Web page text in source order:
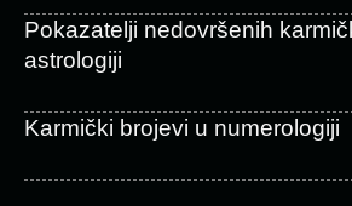
Pokazatelji nedovršenih
astrologiji
Karmički brojevi u numerologiji